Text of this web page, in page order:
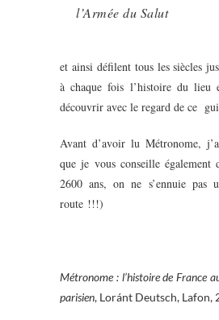
l’Armée du Salut
et ainsi défilent tous les siècles
à chaque fois l’histoire du lieu
découvrir avec le regard de ce
Avant d’avoir lu Métronome,
que je vous conseille également
2600 ans, on ne s’ennuie pas
route !!!)
Métronome : l’histoire de France
parisien, Loránt Deutsch, Lafon,